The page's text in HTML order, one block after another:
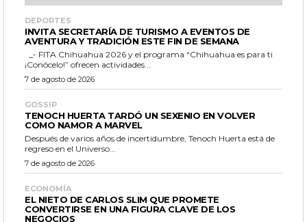
DEPORTES
INVITA SECRETARÍA DE TURISMO A EVENTOS DE
AVENTURA Y TRADICIÓN ESTE FIN DE SEMANA
¡Conócelo!” ofrecen actividades...
7 de agosto de 2026
GOSSIP
TENOCH HUERTA TARDÓ UN SEXENIO EN VOLVER
COMO NAMOR A MARVEL
Después de varios años de incertidumbre, Tenoch Huerta está de
regreso en el Universo...
7 de agosto de 2026
ECONOMÍA
EL NIETO DE CARLOS SLIM QUE PROMETE
CONVERTIRSE EN UNA FIGURA CLAVE DE LOS
NEGOCIOS